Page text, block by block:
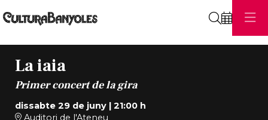
La iaia
Primer concert de la gira
dissabte 29 de juny| 21:00 h
Auditori de l'Ateneu